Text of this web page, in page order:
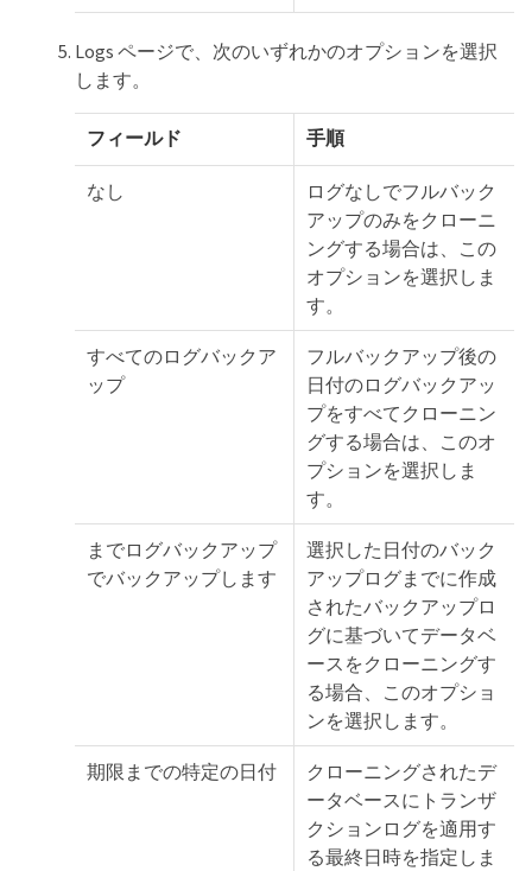
Logs ページで、次のいずれかのオプションを選択
します。
フィールド 手順
なし
ログなしでフルバック
アップのみをクローニ
ングする場合は、この
オプションを選択しま
す。
すべてのログバックア
ップ
フルバックアップ後の
日付のログバックアッ
プをすべてクローニン
グする場合は、このオ
プションを選択しま
す。
までログバックアップ
でバックアップします
選択した日付のバック
アップログまでに作成
されたバックアップロ
グに基づいてデータベ
ースをクローニングす
る場合、このオプショ
ンを選択します。
期限までの特定の日付
クローニングされたデ
ータベースにトランザ
クションログを適用す
る最終日時を指定しま